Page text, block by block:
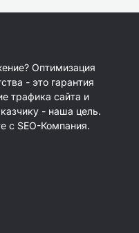
Оптимизация
- это гарантия
трафика сайта и
- наша цель.
с SEO-Компания.